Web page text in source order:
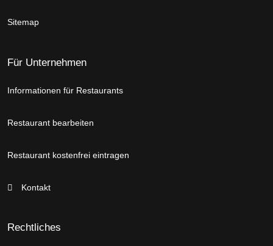
Sitemap
Für Unternehmen
Informationen für Restaurants
Restaurant bearbeiten
Restaurant kostenfrei eintragen
Kontakt
Rechtliches